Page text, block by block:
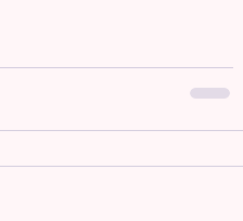
4/20(月)です！ 体験・見学
田教室HIPHOPクラス詳細
にご連絡くだ
-＊-＊-＊-＊